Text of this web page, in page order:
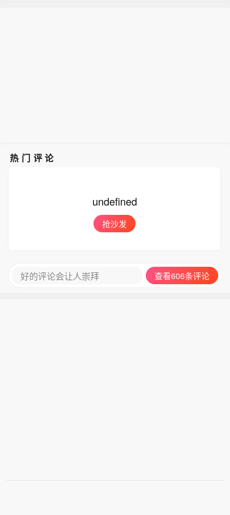
热门评论
undefined
抢沙发
好的评论会让人崇拜 查看606条评论